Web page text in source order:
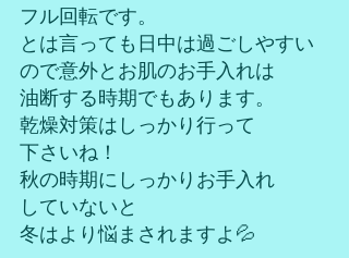
フル回転です。
とは言っても日中は過ごしやすい
ので意外とお肌のお手入れは
油断する時期でもあります。
乾燥対策はしっかり行って
下さいね！
秋の時期にしっかりお手入れ
していないと
冬はより悩まされますよ💦